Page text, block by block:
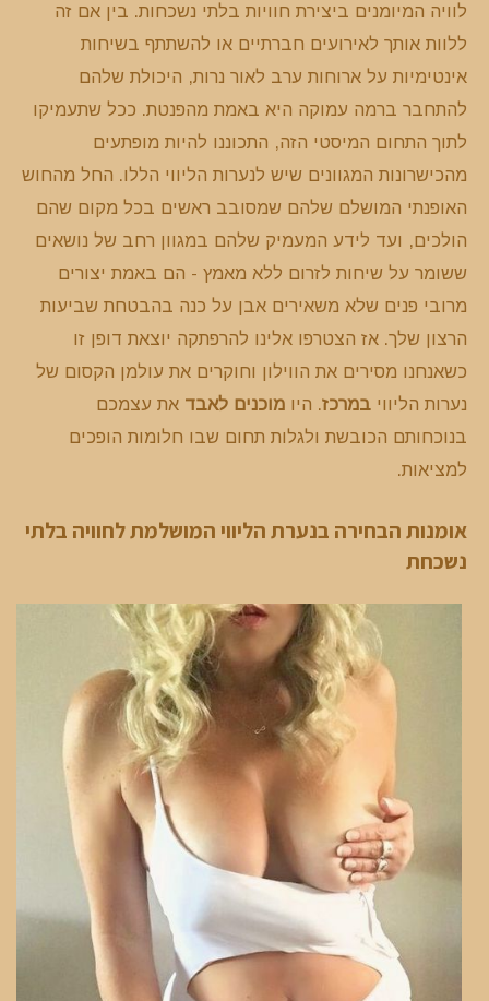
לוויה המיומנים ביצירת חוויות בלתי נשכחות. בין אם זה
ללוות אותך לאירועים חברתיים או להשתתף בשיחות
אינטימיות על ארוחות ערב לאור נרות, היכולת שלהם
להתחבר ברמה עמוקה היא באמת מהפנטת. ככל שתעמיקו
לתוך התחום המיסטי הזה, התכוננו להיות מופתעים
מהכישרונות המגוונים שיש לנערות הליווי הללו. החל מהחוש
האופנתי המושלם שלהם שמסובב ראשים בכל מקום שהם
הולכים, ועד לידע המעמיק שלהם במגוון רחב של נושאים
ששומר על שיחות לזרום ללא מאמץ - הם באמת יצורים
מרובי פנים שלא משאירים אבן על כנה בהבטחת שביעות
הרצון שלך. אז הצטרפו אלינו להרפתקה יוצאת דופן זו
כשאנחנו מסירים את הווילון וחוקרים את עולמן הקסום של
נערות הליווי במרכז. היו מוכנים לאבד את עצמכם
בנוכחותם הכובשת ולגלות תחום שבו חלומות הופכים
למציאות.
אומנות הבחירה בנערת הליווי המושלמת לחוויה בלתי
נשכחת